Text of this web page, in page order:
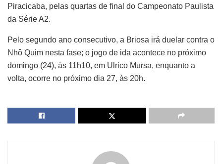
Piracicaba, pelas quartas de final do Campeonato Paulista
da Série A2.
Pelo segundo ano consecutivo, a Briosa irá duelar contra o
Nhô Quim nesta fase; o jogo de ida acontece no próximo
domingo (24), às 11h10, em Ulrico Mursa, enquanto a
volta, ocorre no próximo dia 27, às 20h.